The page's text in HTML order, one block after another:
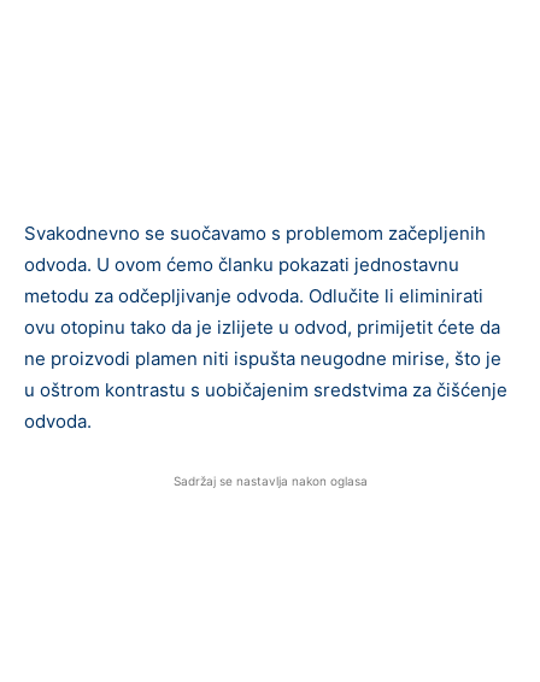
Svakodnevno se suočavamo s problemom začepljenih
odvoda. U ovom ćemo članku pokazati jednostavnu
metodu za odčepljivanje odvoda. Odlučite li eliminirati
ovu otopinu tako da je izlijete u odvod, primijetit ćete da
ne proizvodi plamen niti ispušta neugodne mirise, što je
u oštrom kontrastu s uobičajenim sredstvima za čišćenje
odvoda.
Sadržaj se nastavlja nakon oglasa